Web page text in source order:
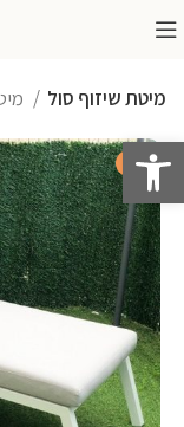
פתח סרגל
מיטת שיזוף סול
-47%